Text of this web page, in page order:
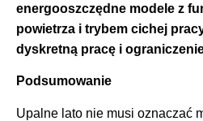
energooszczędne modele z
powietrza i trybem cichej
dyskretną pracę i
Podsumowanie
Upalne lato nie musi oznaczać